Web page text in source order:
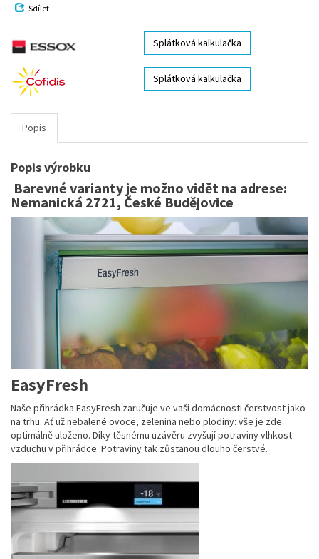
Sdílet
Splátková kalkulačka
Splátková kalkulačka
Popis
Popis výrobku
Barevné varianty je možno vidět na adrese:
Nemanická 2721, České Budějovice
EasyFresh
Naše přihrádka EasyFresh zaručuje ve vaší domácnosti čerstvost jako
na trhu. Ať už nebalené ovoce, zelenina nebo plodiny: vše je zde
optimálně uloženo. Díky těsnému uzávěru zvyšují potraviny vlhkost
vzduchu v přihrádce. Potraviny tak zůstanou dlouho čerstvé.